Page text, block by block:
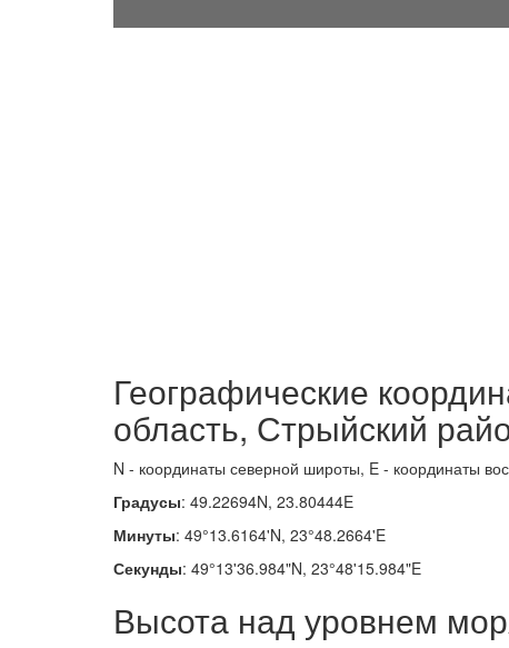
Географические
область, Стрыйский
N - координаты северной широты, E - координаты
Градусы: 49.22694N, 23.80444E
Минуты: 49°13.6164'N, 23°48.2664'E
Секунды: 49°13'36.984"N, 23°48'15.984"E
Высота над уровнем